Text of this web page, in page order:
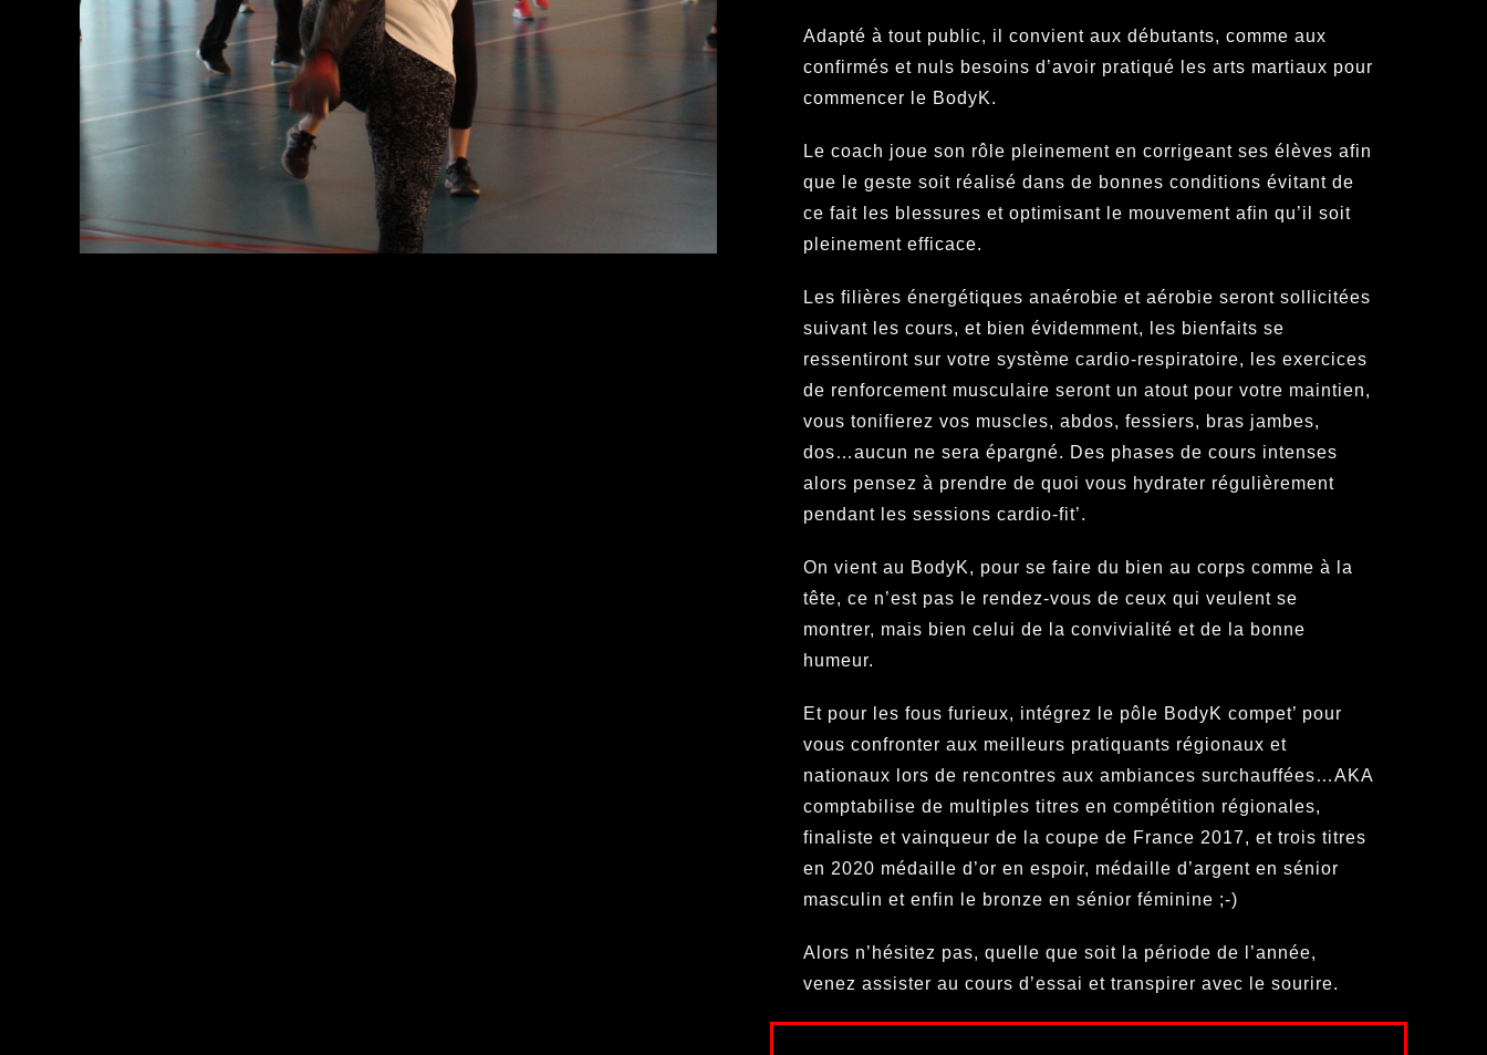
Adapté à tout public, il convient aux débutants, comme aux
confirmés et nuls besoins d’avoir pratiqué les arts martiaux pour
commencer le BodyK.
Le coach joue son rôle pleinement en corrigeant ses élèves afin
que le geste soit réalisé dans de bonnes conditions évitant de
ce fait les blessures et optimisant le mouvement afin qu’il soit
pleinement efficace.
Les filières énergétiques anaérobie et aérobie seront sollicitées
suivant les cours, et bien évidemment, les bienfaits se
ressentiront sur votre système cardio-respiratoire, les exercices
de renforcement musculaire seront un atout pour votre maintien,
vous tonifierez vos muscles, abdos, fessiers, bras jambes,
dos…aucun ne sera épargné. Des phases de cours intenses
alors pensez à prendre de quoi vous hydrater régulièrement
pendant les sessions cardio-fit’.
On vient au BodyK, pour se faire du bien au corps comme à la
tête, ce n’est pas le rendez-vous de ceux qui veulent se
montrer, mais bien celui de la convivialité et de la bonne
humeur.
Et pour les fous furieux, intégrez le pôle BodyK compet’ pour
vous confronter aux meilleurs pratiquants régionaux et
nationaux lors de rencontres aux ambiances surchauffées…AKA
comptabilise de multiples titres en compétition régionales,
finaliste et vainqueur de la coupe de France 2017, et trois titres
en 2020 médaille d’or en espoir, médaille d’argent en sénior
masculin et enfin le bronze en sénior féminine ;-)
Alors n’hésitez pas, quelle que soit la période de l’année,
venez assister au cours d’essai et transpirer avec le sourire.